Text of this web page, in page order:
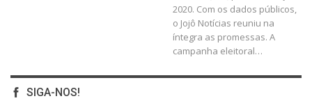
2020. Com os dados públicos,
o Jojô Notícias reuniu na
íntegra as promessas. A
campanha eleitoral…
SIGA-NOS!